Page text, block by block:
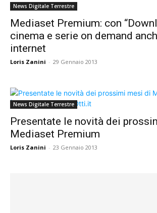
News Digitale Terrestre
Mediaset Premium: con
cinema e serie on demand
internet
Loris Zanini - 29 Gennaio 2013
News Digitale Terrestre
Presentate le novità dei
Mediaset Premium
Loris Zanini - 23 Gennaio 2013